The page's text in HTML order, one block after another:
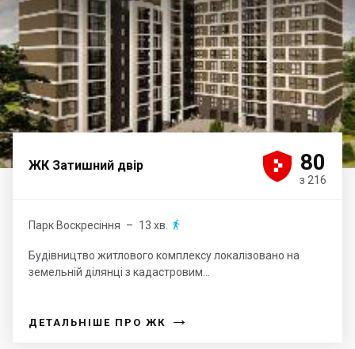
ЖК Затишний двір 



 80
з 216
Парк Воскресіння – 13 хв. 
Будівництво житлового комплексу локалізовано на
земельній ділянці з кадастровим...
ДЕТАЛЬНІШЕ ПРО ЖК →